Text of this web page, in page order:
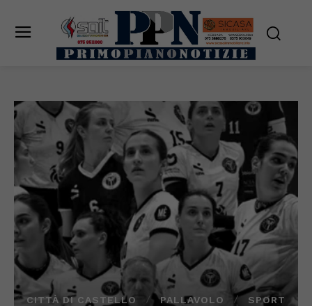
CITTÀ DI CASTELLO PALLAVOLO SPORT